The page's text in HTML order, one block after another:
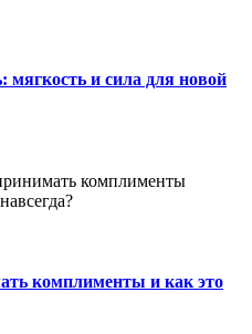
мягкость и сила для новой
комплименты и как это